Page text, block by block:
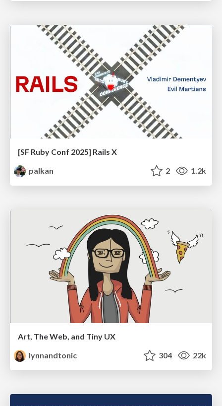
[SF Ruby Conf 2025] Rails X
palkan
2 1.2k
Art, The Web, and Tiny UX
lynnandtonic
304 22k